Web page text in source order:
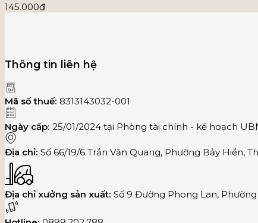
145.000₫
Thông tin liên hệ
Mã số thuế: 8313143032-001
Ngày cấp: 25/01/2024 tại Phòng tài chính - kế hoạch
Địa chỉ: Số 66/19/6 Trần Văn Quang, Phường Bảy Hiền,
Địa chỉ xưởng sản xuất: Số 9 Đường Phong Lan,